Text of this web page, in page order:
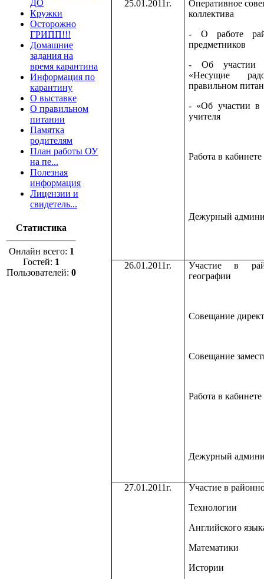
ДО
Кружки
Осторожно
ГРИПП!!!
Домашние
задания на
время карантина
Информация по
карантину
О выставке
О правильном
питании
Памятка
родителям
План работы ОУ
на пе...
Полезная
информация
Лицензии и
свидетель...
Статистика
Онлайн всего: 1
Гостей: 1
Пользователей: 0
25.01.2011г.
Оперативное
коллектива
- О работе
предметников
- Об участии
«Несущие
правильном
- «Об участии в
учителя
Работа в кабинете
Дежурный
26.01.2011г.
Участие в
географии
Совещание
Совещание
Работа в кабинете
Дежурный
27.01.2011г.
Участие в
Технологии
Английского
Математики
Истории